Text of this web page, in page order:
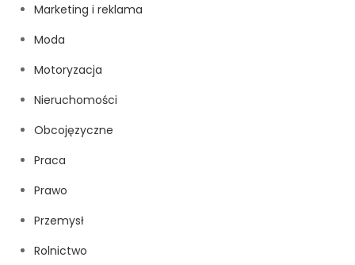
Marketing i reklama
Moda
Motoryzacja
Nieruchomości
Obcojęzyczne
Praca
Prawo
Przemysł
Rolnictwo